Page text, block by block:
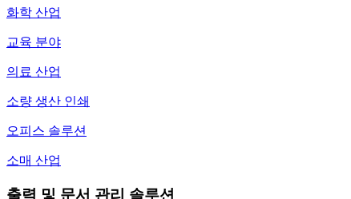
화학 산업
교육 분야
의료 산업
소량 생산 인쇄
오피스 솔루션
소매 산업
출력 및 문서 관리 솔루션